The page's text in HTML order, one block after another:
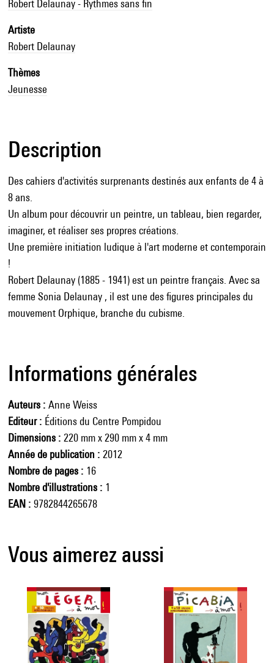
Robert Delaunay - Rythmes sans fin
Artiste
Robert Delaunay
Thèmes
Jeunesse
Description
Des cahiers d'activités surprenants destinés aux enfants de 4 à
8 ans.
Un album pour découvrir un peintre, un tableau, bien regarder,
imaginer, et réaliser ses propres créations.
Une première initiation ludique à l'art moderne et contemporain
!
Robert Delaunay (1885 - 1941) est un peintre français. Avec sa
femme Sonia Delaunay , il est une des figures principales du
mouvement Orphique, branche du cubisme.
Informations générales
Auteurs
Anne Weiss
Editeur
Éditions du Centre Pompidou
Dimensions
220 mm x 290 mm x 4 mm
Année de publication
2012
Nombre de pages
16
Nombre d'illustrations
1
EAN
9782844265678
Vous aimerez aussi